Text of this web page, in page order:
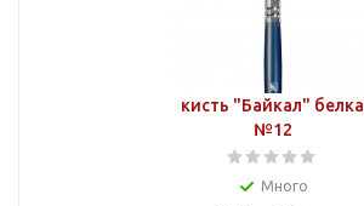
кисть "Байкал" белка
№12
Много